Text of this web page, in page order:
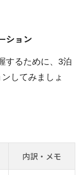
ション
するために、3泊
してみましょ
内訳・メモ
ェック